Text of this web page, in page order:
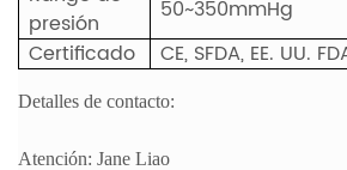
presión
50~350mmHg
Certificado
CE, SFDA, EE. UU.
Detalles de contacto:
Atención: Jane Liao